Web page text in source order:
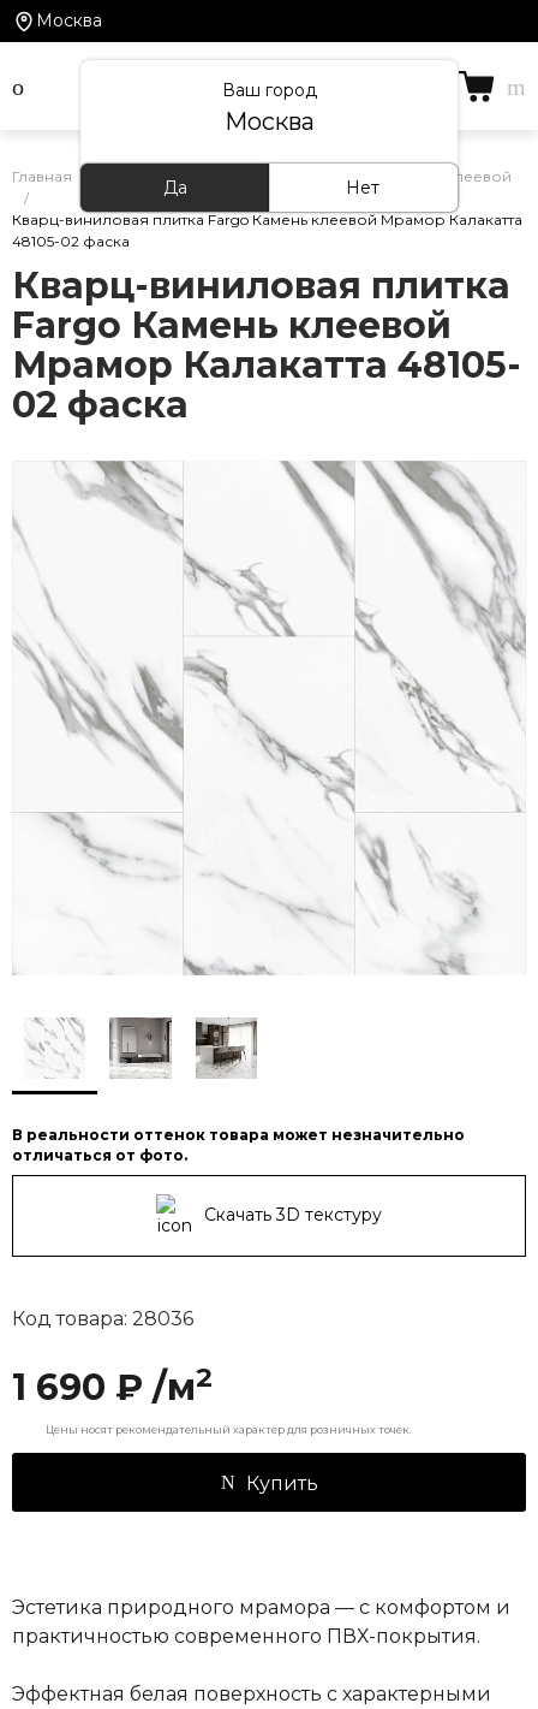
Москва
Ваш город
Москва
Да Нет
Главная Каталог товаров ПВХ-Плитка
Камень клеевой
/
Кварц-виниловая плитка Fargo Камень клеевой Мрамор Калакатта
48105-02 фаска
Кварц-виниловая плитка
Fargo Камень клеевой
Мрамор Калакатта 48105-
02 фаска
В реальности оттенок товара может незначительно
отличаться от фото.
Скачать 3D текстуру
Код товара: 28036
1 690 ₽ /м2
Цены носят рекомендательный характер для розничных точек.
Купить
Эстетика природного мрамора — с комфортом и
практичностью современного ПВХ-покрытия.
Эффектная белая поверхность с характерными